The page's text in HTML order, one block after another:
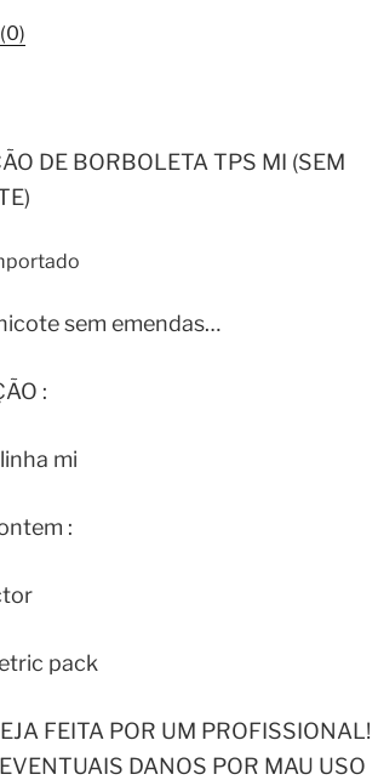
Santana
DE BORBOLETA TPS MI (SEM
sem emendas…
:
mi
:
pack
FEITA POR UM PROFISSIONAL!
DANOS POR MAU USO